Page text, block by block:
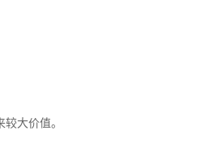
大价值。